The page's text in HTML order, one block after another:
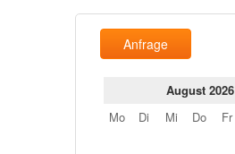
Anfrage
August 2026
Mo
Di Mi Do Fr